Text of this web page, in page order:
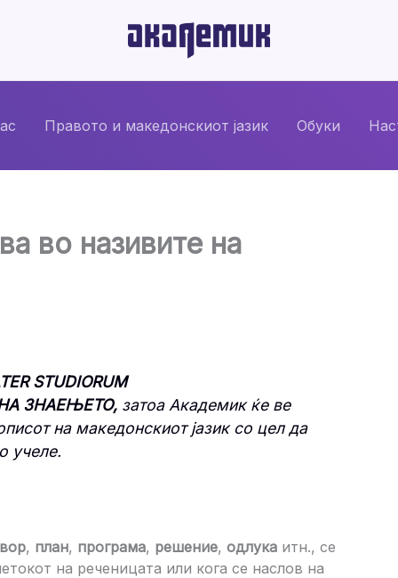
Правото и македонскиот јазик Обуки
во називите на
STUDIORUM
ЗНАЕЊЕТО, затоа Академик ќе ве
на македонскиот јазик со цел да
учеле.
, план, програма, решение, одлука итн., се
на реченицата или кога се наслов на